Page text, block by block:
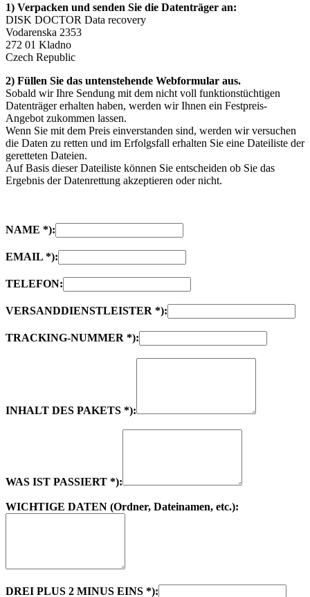
1) Verpacken und senden Sie die Datenträger an:
DISK DOCTOR Data recovery
Vodarenska 2353
272 01 Kladno
Czech Republic
2) Füllen Sie das untenstehende Webformular aus.
Sobald wir Ihre Sendung mit dem nicht voll funktionstüchtigen
Datenträger erhalten haben, werden wir Ihnen ein Festpreis-
Angebot zukommen lassen.
Wenn Sie mit dem Preis einverstanden sind, werden wir versuchen
die Daten zu retten und im Erfolgsfall erhalten Sie eine Dateiliste der
geretteten Dateien.
Auf Basis dieser Dateiliste können Sie entscheiden ob Sie das
Ergebnis der Datenrettung akzeptieren oder nicht.
NAME *):
EMAIL *):
TELEFON:
VERSANDDIENSTLEISTER *):
TRACKING-NUMMER *):
INHALT DES PAKETS *):
WAS IST PASSIERT *):
WICHTIGE DATEN (Ordner, Dateinamen, etc.):
DREI PLUS 2 MINUS EINS *):